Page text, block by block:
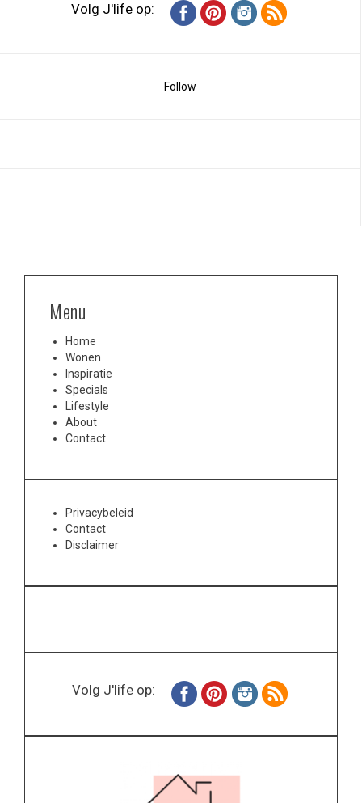
Volg J'life op:
Follow
Menu
Home
Wonen
Inspiratie
Specials
Lifestyle
About
Contact
Privacybeleid
Contact
Disclaimer
Volg J'life op: